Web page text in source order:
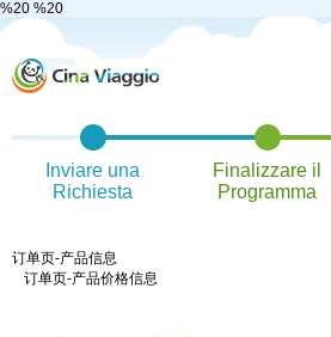
%20 %20
Inviare una
Richiesta
Finalizzare il
Programma
订单页-产品信息
订单页-产品价格信息